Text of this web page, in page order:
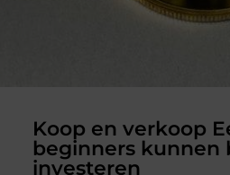
Koop en verkoop
beginners kunnen
investeren